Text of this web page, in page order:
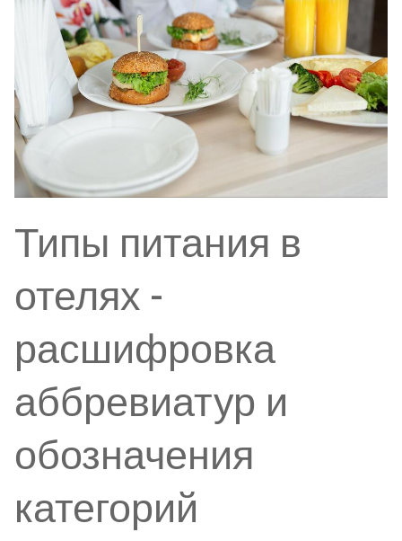
Типы питания в
отелях -
расшифровка
аббревиатур и
обозначения
категорий